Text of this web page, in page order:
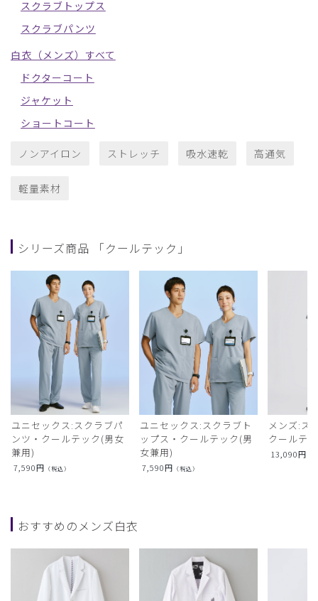
スクラブトップス
スクラブパンツ
白衣（メンズ）すべて
ドクターコート
ジャケット
ショートコート
ノンアイロン ストレッチ 吸水速乾 高通気
軽量素材
シリーズ商品 「クールテック」
ユニセックス:スクラブパ
ンツ・クールテック(男女
兼用)
7,590円 （税込）
ユニセックス:スクラブト
ップス・クールテック(男
女兼用)
7,590円 （税込）
メンズ:ス
クールテ
13,090円
おすすめのメンズ白衣